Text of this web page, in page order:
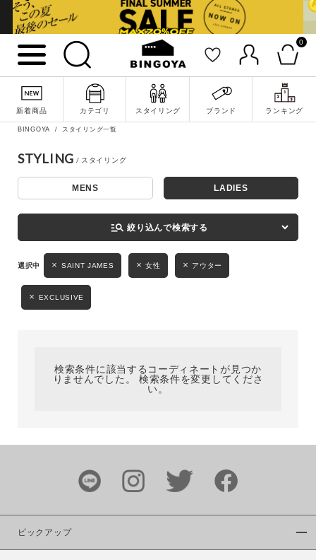
0
新着商品 カテゴリ スタイリング ブランド ランキング
詳細検索
キーワード
性別
MENS LADIES
ブランド
BINGOYA スタイリング一覧
STYLING
MENS LADIES
manage_search 絞り込んで検索する
SAINT JAMES 女性 アウター
EXCLUSIVE
検索条件に該当するコーディネートが見つか
りませんでした。 検索条件を変更してくださ
い。
ピックアップ